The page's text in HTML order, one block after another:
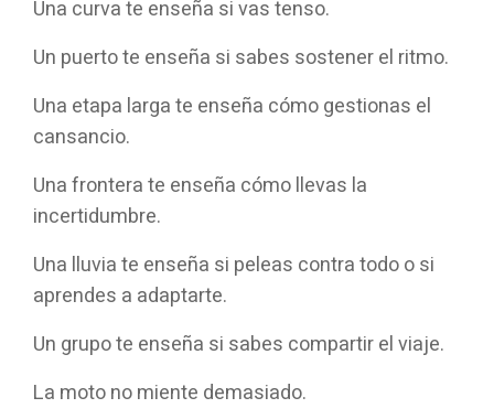
Una curva te enseña si vas tenso.
Un puerto te enseña si sabes sostener el ritmo.
Una etapa larga te enseña cómo gestionas el
cansancio.
Una frontera te enseña cómo llevas la
incertidumbre.
Una lluvia te enseña si peleas contra todo o si
aprendes a adaptarte.
Un grupo te enseña si sabes compartir el viaje.
La moto no miente demasiado.